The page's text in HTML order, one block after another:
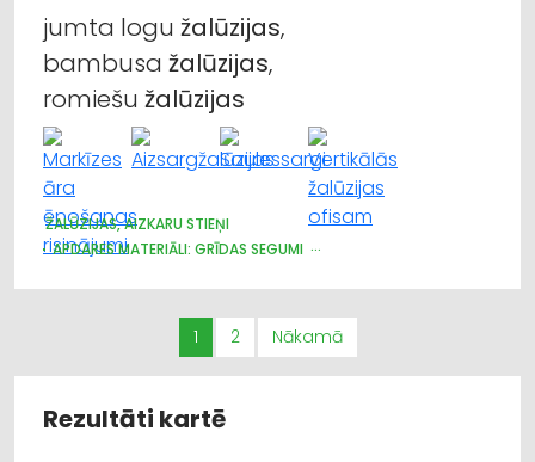
jumta logu žalūzijas,
bambusa žalūzijas,
romiešu žalūzijas
ŽALŪZIJAS, AIZKARU STIEŅI
APDARES MATERIĀLI: GRĪDAS SEGUMI
1 2 Nākamā
Rezultāti kartē